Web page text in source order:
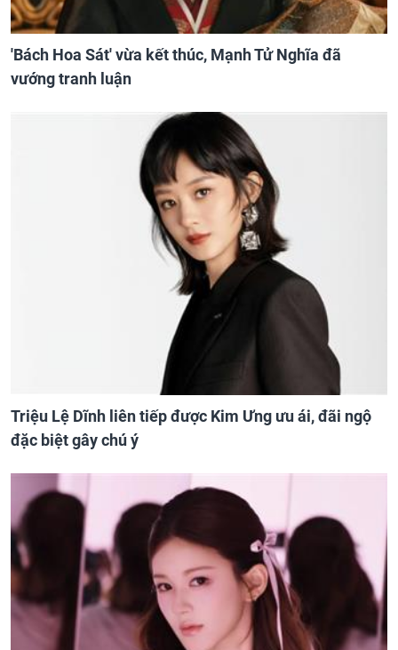
'Bách Hoa Sát' vừa kết thúc, Mạnh Tử Nghĩa đã
vướng tranh luận
Triệu Lệ Dĩnh liên tiếp được Kim Ưng ưu ái, đãi ngộ
đặc biệt gây chú ý